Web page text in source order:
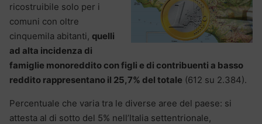
ricostruibile solo per i
comuni con oltre
cinquemila abitanti, quelli
ad alta incidenza di
famiglie monoreddito con figli e di contribuenti a basso
reddito rappresentano il 25,7% del totale (612 su 2.384).
Percentuale che varia tra le diverse aree del paese: si
attesta al di sotto del 5% nell’Italia settentrionale,